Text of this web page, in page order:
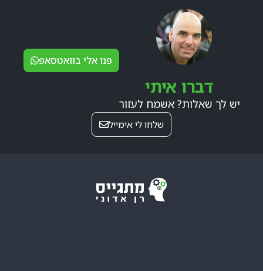
דברו איתי
יש לך שאלות? אשמח לעזור
פנו אלי בוואטסאפ
שלחו לי אימייל